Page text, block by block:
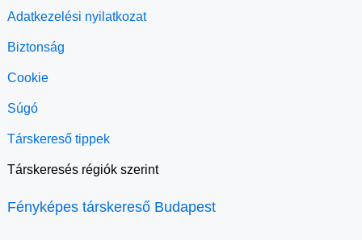
Adatkezelési nyilatkozat
Biztonság
Cookie
Súgó
Társkereső tippek
Társkeresés régiók szerint
Fényképes társkereső Budapest